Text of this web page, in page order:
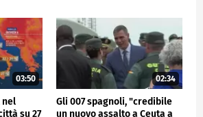
03:50
nel
su 27
02:34
Gli 007 spagnoli, "credibile
un nuovo assalto a Ceuta a